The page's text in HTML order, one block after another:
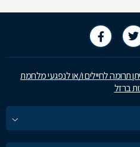
תרומה לחיילים ו/או לנפגעי מלחמת
ברזל